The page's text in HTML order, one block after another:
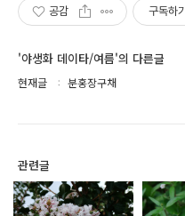
공감 구독하기
'야생화 데이타/여름'의 다른글
현재글 분홍장구채
관련글